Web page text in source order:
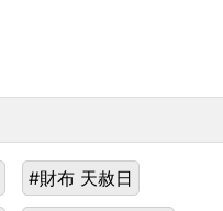
#財布 天赦日